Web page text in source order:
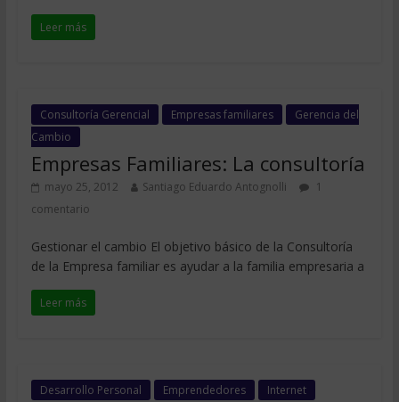
Leer más
Consultoría Gerencial Empresas familiares
Gerencia del
Cambio
Empresas Familiares: La consultoría
mayo 25, 2012 Santiago Eduardo Antognolli
1
comentario
Gestionar el cambio El objetivo básico de la Consultoría
de la Empresa familiar es ayudar a la familia empresaria a
Leer más
Desarrollo Personal Emprendedores Internet